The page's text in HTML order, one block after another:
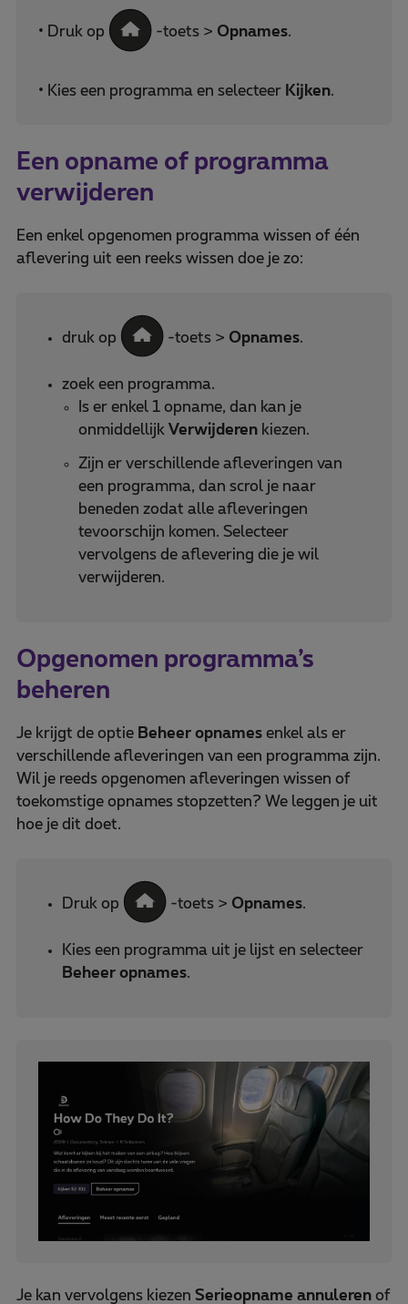
• Druk op -toets > Opnames.
• Kies een programma en selecteer Kijken.
Een opname of programma
verwijderen
Een enkel opgenomen programma wissen of één
aflevering uit een reeks wissen doe je zo:
druk op -toets > Opnames.
zoek een programma.
Is er enkel 1 opname, dan kan je
onmiddellijk Verwijderenkiezen.
Zijn er verschillende afleveringen van
een programma, dan scrol je naar
beneden zodat alle afleveringen
tevoorschijn komen. Selecteer
vervolgens de aflevering die je wil
verwijderen.
Opgenomen programma’s
beheren
Je krijgt de optie Beheer opnamesenkel als er
verschillende afleveringen van een programma zijn.
Wil je reeds opgenomen afleveringen wissen of
toekomstige opnames stopzetten? We leggen je uit
hoe je dit doet.
Druk op -toets > Opnames.
Kies een programma uit je lijst en selecteer
Beheer opnames.
Je kan vervolgens kiezen Serieopname annulerenof